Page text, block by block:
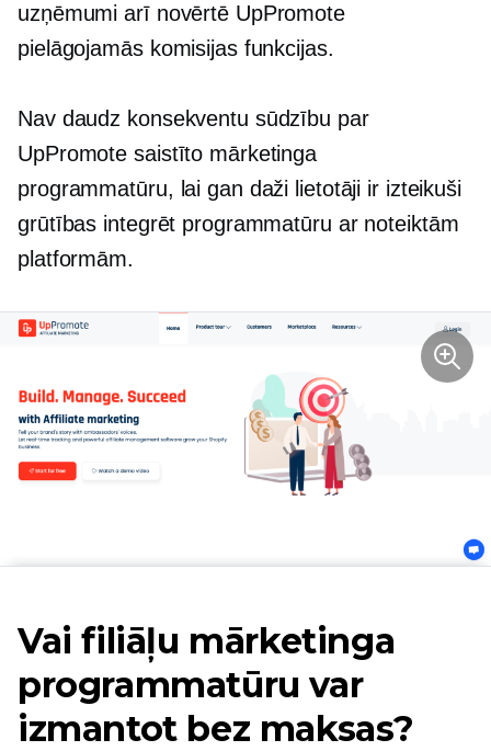
uzņēmumi arī novērtē UpPromote
pielāgojamās komisijas funkcijas.
Nav daudz konsekventu sūdzību par
UpPromote saistīto mārketinga
programmatūru, lai gan daži lietotāji ir izteikuši
grūtības integrēt programmatūru ar noteiktām
platformām.
Vai filiāļu mārketinga
programmatūru var
izmantot bez maksas?